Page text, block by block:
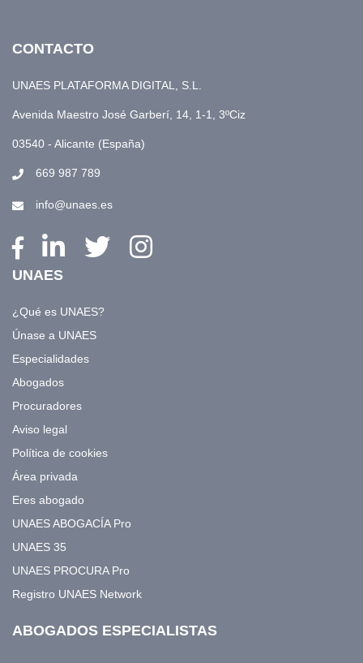
CONTACTO
UNAES PLATAFORMA DIGITAL, S.L.
Avenida Maestro José Garberí, 14, 1-1, 3ºCiz
03540 - Alicante (España)
669 987 789
info@unaes.es
UNAES
¿Qué es UNAES?
Únase a UNAES
Especialidades
Abogados
Procuradores
Aviso legal
Política de cookies
Área privada
Eres abogado
UNAES ABOGACÍA Pro
UNAES 35
UNAES PROCURA Pro
Registro UNAES Network
ABOGADOS ESPECIALISTAS